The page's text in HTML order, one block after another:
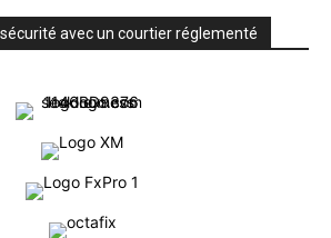
avec un courtier réglementé